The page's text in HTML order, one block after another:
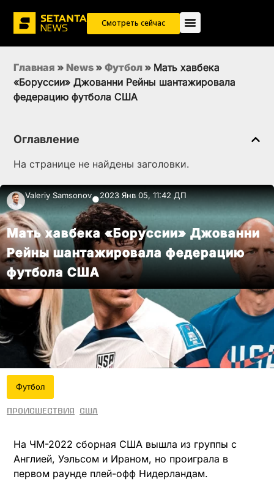
Смотреть сейчас
Главная » News » Футбол » Мать хавбека
«Боруссии» Джованни Рейны шантажировала
федерацию футбола США
Оглавление
На странице не найдены заголовки.
Valeriy Samsonov●2023 Янв 05, 11:42 ДП
Мать хавбека «Боруссии» Джованни
Рейны шантажировала федерацию
футбола США
Футбол
Происшествия США
На ЧМ-2022 сборная США вышла из группы с
Англией, Уэльсом и Ираном, но проиграла в
первом раунде плей-офф Нидерландам.